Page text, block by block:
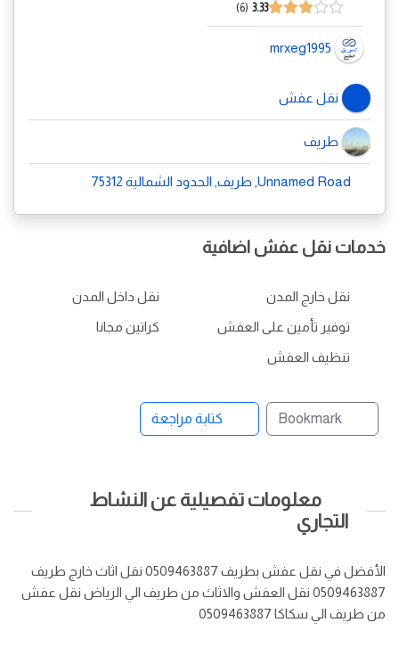
3.33
6
mrxeg1995
نقل عفش
طريف
Unnamed Road, طريف, الحدود الشمالية 75312
خدمات نقل عفش اضافية
نقل خارج المدن
نقل داخل المدن
توفير تأمين على العفش
كراتين مجانا
تنظيف العفش
Bookmark كتابة مراجعة
معلومات تفصيلية عن النشاط
التجاري
الأفضل في نقل عفش بطريف 0509463887 نقل اثاث خارج طريف
0509463887 نقل العفش والاثاث من طريف الي الرياض نقل عفش
من طريف الي سكاكا 0509463887